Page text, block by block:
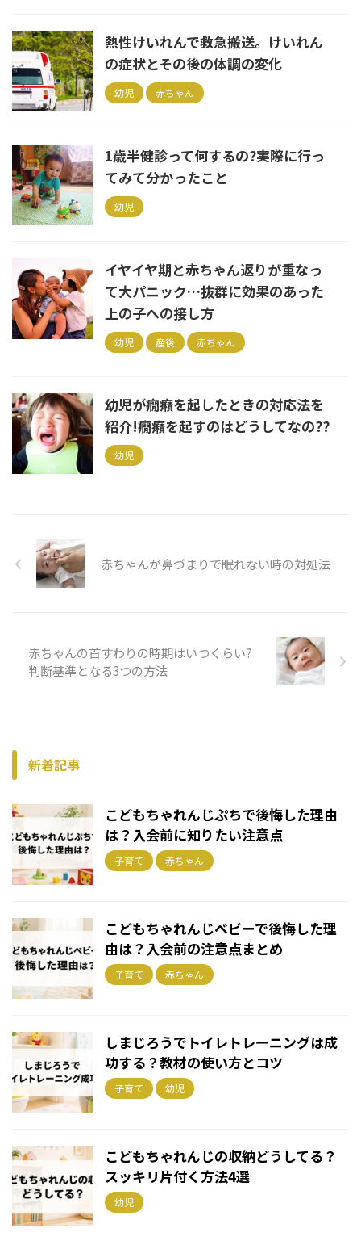
熱性けいれんで救急搬送。けいれん
の症状とその後の体調の変化
幼児 赤ちゃん
1歳半健診って何するの?実際に行っ
てみて分かったこと
幼児
イヤイヤ期と赤ちゃん返りが重なっ
て大パニック…抜群に効果のあった
上の子への接し方
幼児 産後 赤ちゃん
幼児が癇癪を起したときの対応法を
紹介!癇癪を起すのはどうしてなの??
幼児
赤ちゃんが鼻づまりで眠れない時の対処法
赤ちゃんの首すわりの時期はいつくらい?
判断基準となる3つの方法
新着記事
こどもちゃれんじぷちで後悔した理由
は？入会前に知りたい注意点
子育て 赤ちゃん
こどもちゃれんじベビーで後悔した理
由は？入会前の注意点まとめ
子育て 赤ちゃん
しまじろうでトイレトレーニングは成
功する？教材の使い方とコツ
子育て 幼児
こどもちゃれんじの収納どうしてる？
スッキリ片付く方法4選
幼児